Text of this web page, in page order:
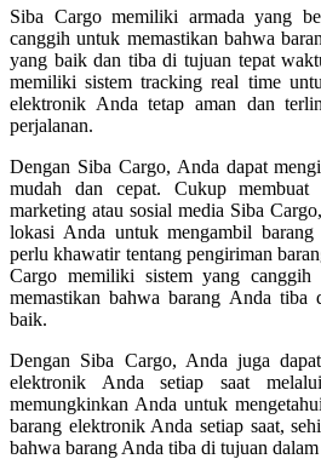
Siba Cargo memiliki armada yang
canggih untuk memastikan bahwa
yang baik dan tiba di tujuan tepat
memiliki sistem tracking real time
elektronik Anda tetap aman dan
perjalanan.
Dengan Siba Cargo, Anda dapat
mudah dan cepat. Cukup membuat
marketing atau sosial media Siba
lokasi Anda untuk mengambil
perlu khawatir tentang pengiriman
Cargo memiliki sistem yang
memastikan bahwa barang Anda
baik.
Dengan Siba Cargo, Anda juga
elektronik Anda setiap saat
memungkinkan Anda untuk
barang elektronik Anda setiap saat,
bahwa barang Anda tiba di tujuan